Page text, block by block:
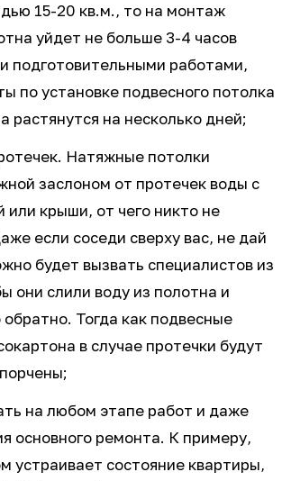
15-20 кв.м., то на монтаж
уйдет не больше 3-4 часов
подготовительными работами,
по установке подвесного потолка
растянутся на несколько дней;
Натяжные потолки
заслоном от протечек воды с
или крыши, от чего никто не
если соседи сверху вас, не дай
будет вызвать специалистов из
они слили воду из полотна и
обратно. Тогда как подвесные
в случае протечки будут
на любом этапе работ и даже
основного ремонта. К примеру,
устраивает состояние квартиры,